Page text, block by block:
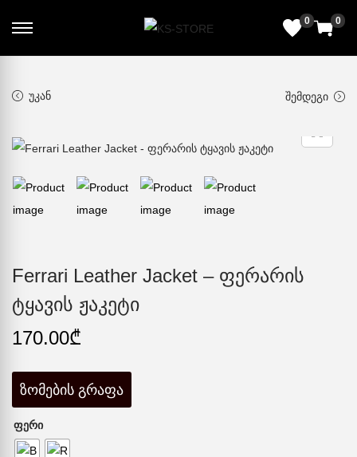
0 0
ᲣᲙᲐᲜ ᲨᲔᲛᲓᲔᲒᲘ
Ferrari Leather Jacket – ფერარის
ტყავის ჟაკეტი
170.00₾
ზომების გრაფა
ᲤᲔᲠᲘ